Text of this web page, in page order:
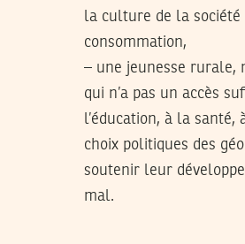
la culture de la société
consommation,
– une jeunesse rurale,
qui n’a pas un accès
l’éducation, à la santé,
choix politiques des
soutenir leur
mal.